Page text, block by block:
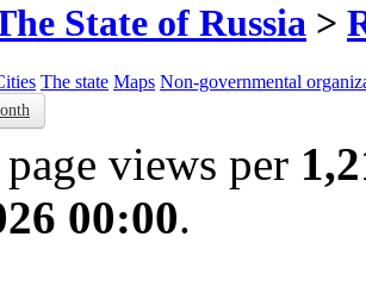
State of Russia >
The state Maps Non-governmental
page views per
00:00.